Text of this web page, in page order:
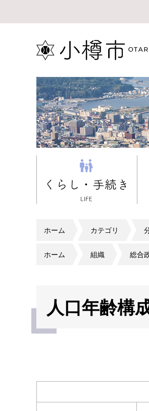
ホーム カテゴリ
ホーム 組織 総合
人口年齢構